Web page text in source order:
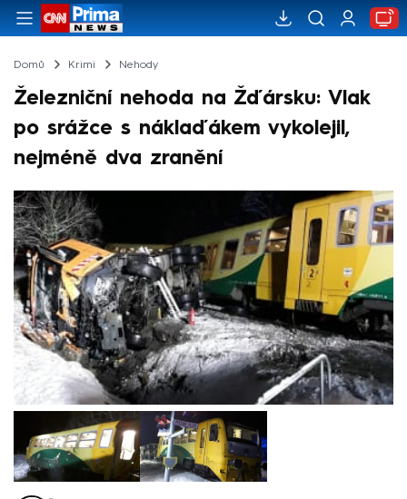
Domů Krimi Nehody
Železniční nehoda na Žďársku: Vlak
po srážce s náklaďákem vykolejil,
nejméně dva zranění